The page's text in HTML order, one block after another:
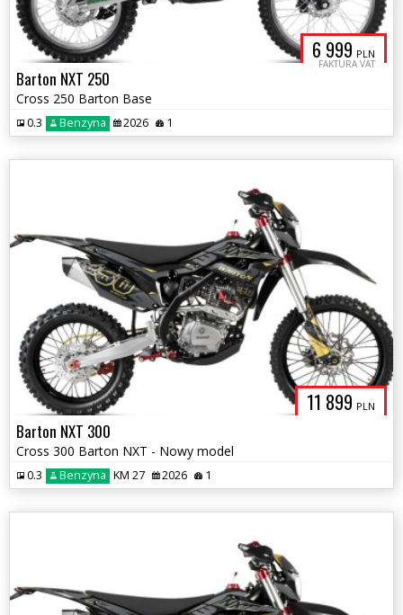
6 999 PLN
FAKTURA VAT
Barton NXT 250
Cross 250 Barton Base
0.3 Benzyna 2026 1
11 899 PLN
Barton NXT 300
Cross 300 Barton NXT - Nowy model
0.3 Benzyna KM 27 2026 1